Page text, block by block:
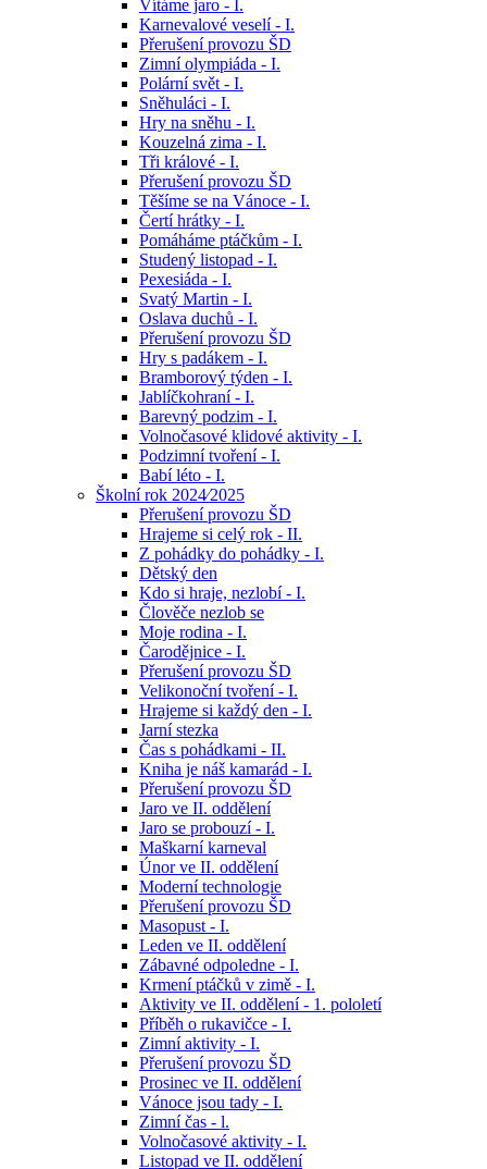
Vítáme jaro - I.
Karnevalové veselí - I.
Přerušení provozu ŠD
Zimní olympiáda - I.
Polární svět - I.
Sněhuláci - I.
Hry na sněhu - I.
Kouzelná zima - I.
Tři králové - I.
Přerušení provozu ŠD
Těšíme se na Vánoce - I.
Čertí hrátky - I.
Pomáháme ptáčkům - I.
Studený listopad - I.
Pexesiáda - I.
Svatý Martin - I.
Oslava duchů - I.
Přerušení provozu ŠD
Hry s padákem - I.
Bramborový týden - I.
Jablíčkohraní - I.
Barevný podzim - I.
Volnočasové klidové aktivity - I.
Podzimní tvoření - I.
Babí léto - I.
Školní rok 2024⁄2025
Přerušení provozu ŠD
Hrajeme si celý rok - II.
Z pohádky do pohádky - I.
Dětský den
Kdo si hraje, nezlobí - I.
Člověče nezlob se
Moje rodina - I.
Čarodějnice - I.
Přerušení provozu ŠD
Velikonoční tvoření - I.
Hrajeme si každý den - I.
Jarní stezka
Čas s pohádkami - II.
Kniha je náš kamarád - I.
Přerušení provozu ŠD
Jaro ve II. oddělení
Jaro se probouzí - I.
Maškarní karneval
Únor ve II. oddělení
Moderní technologie
Přerušení provozu ŠD
Masopust - I.
Leden ve II. oddělení
Zábavné odpoledne - I.
Krmení ptáčků v zimě - I.
Aktivity ve II. oddělení - 1. pololetí
Příběh o rukavičce - I.
Zimní aktivity - I.
Přerušení provozu ŠD
Prosinec ve II. oddělení
Vánoce jsou tady - I.
Zimní čas - l.
Volnočasové aktivity - I.
Listopad ve II. oddělení